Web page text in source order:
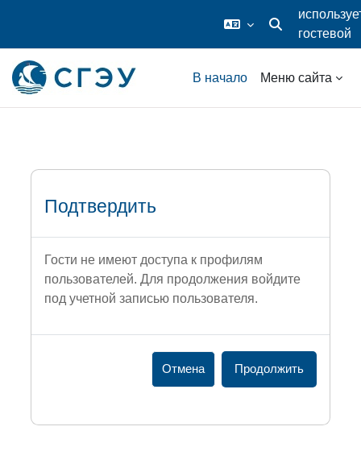
Изменитьгостевой
доступ
В начало
Меню сайта
Подтвердить
Гости не имеют доступа к профилям
пользователей. Для продолжения войдите
под учетной записью пользователя.
Отмена Продолжить